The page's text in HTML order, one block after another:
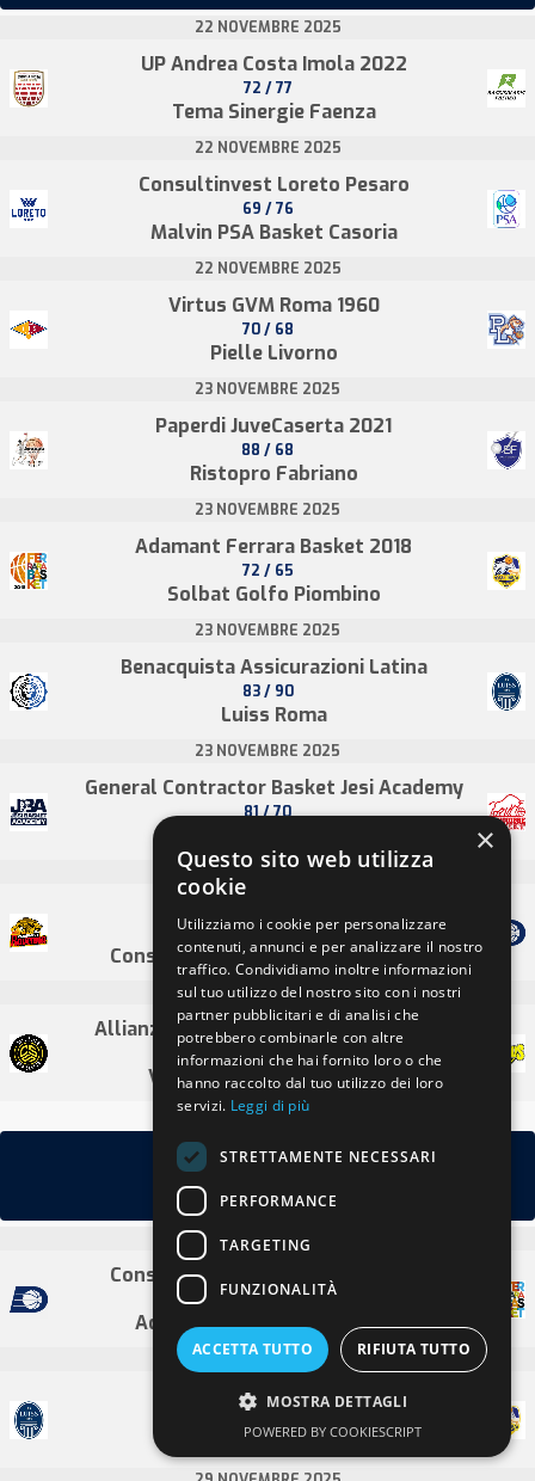
22 NOVEMBRE 2025
UP Andrea Costa Imola 2022
72 / 77
Tema Sinergie Faenza
22 NOVEMBRE 2025
Consultinvest Loreto Pesaro
69 / 76
Malvin PSA Basket Casoria
22 NOVEMBRE 2025
Virtus GVM Roma 1960
70 / 68
Pielle Livorno
23 NOVEMBRE 2025
Paperdi JuveCaserta 2021
88 / 68
Ristopro Fabriano
23 NOVEMBRE 2025
Adamant Ferrara Basket 2018
72 / 65
Solbat Golfo Piombino
23 NOVEMBRE 2025
Benacquista Assicurazioni Latina
83 / 90
Luiss Roma
23 NOVEMBRE 2025
General Contractor Basket Jesi Academy
81 / 70
23 NOVEMBRE 2025
83 / 88
Consorzio Leonardo Dany Quarrata
23 NOVEMBRE 2025
Allianz Pazienza Cestistica San Severo
98 / 78
Virtus Pallacanestro Imola
14° di Andata
(giornata #14)
29 NOVEMBRE 2025
Consorzio Leonardo Dany Quarrata
89 / 84
Adamant Ferrara Basket 2018
29 NOVEMBRE 2025
Luiss Roma
Solbat Golfo Piombino
×
Questo sito web utilizza
cookie
Utilizziamo i cookie per personalizzare
contenuti, annunci e per analizzare il nostro
traffico. Condividiamo inoltre informazioni
sul tuo utilizzo del nostro sito con i nostri
partner pubblicitari e di analisi che
potrebbero combinarle con altre
informazioni che hai fornito loro o che
hanno raccolto dal tuo utilizzo dei loro
servizi. Leggi di più
STRETTAMENTE NECESSARI
PERFORMANCE
TARGETING
FUNZIONALITÀ
ACCETTA TUTTO RIFIUTA TUTTO
MOSTRA DETTAGLI
POWERED BY COOKIESCRIPT